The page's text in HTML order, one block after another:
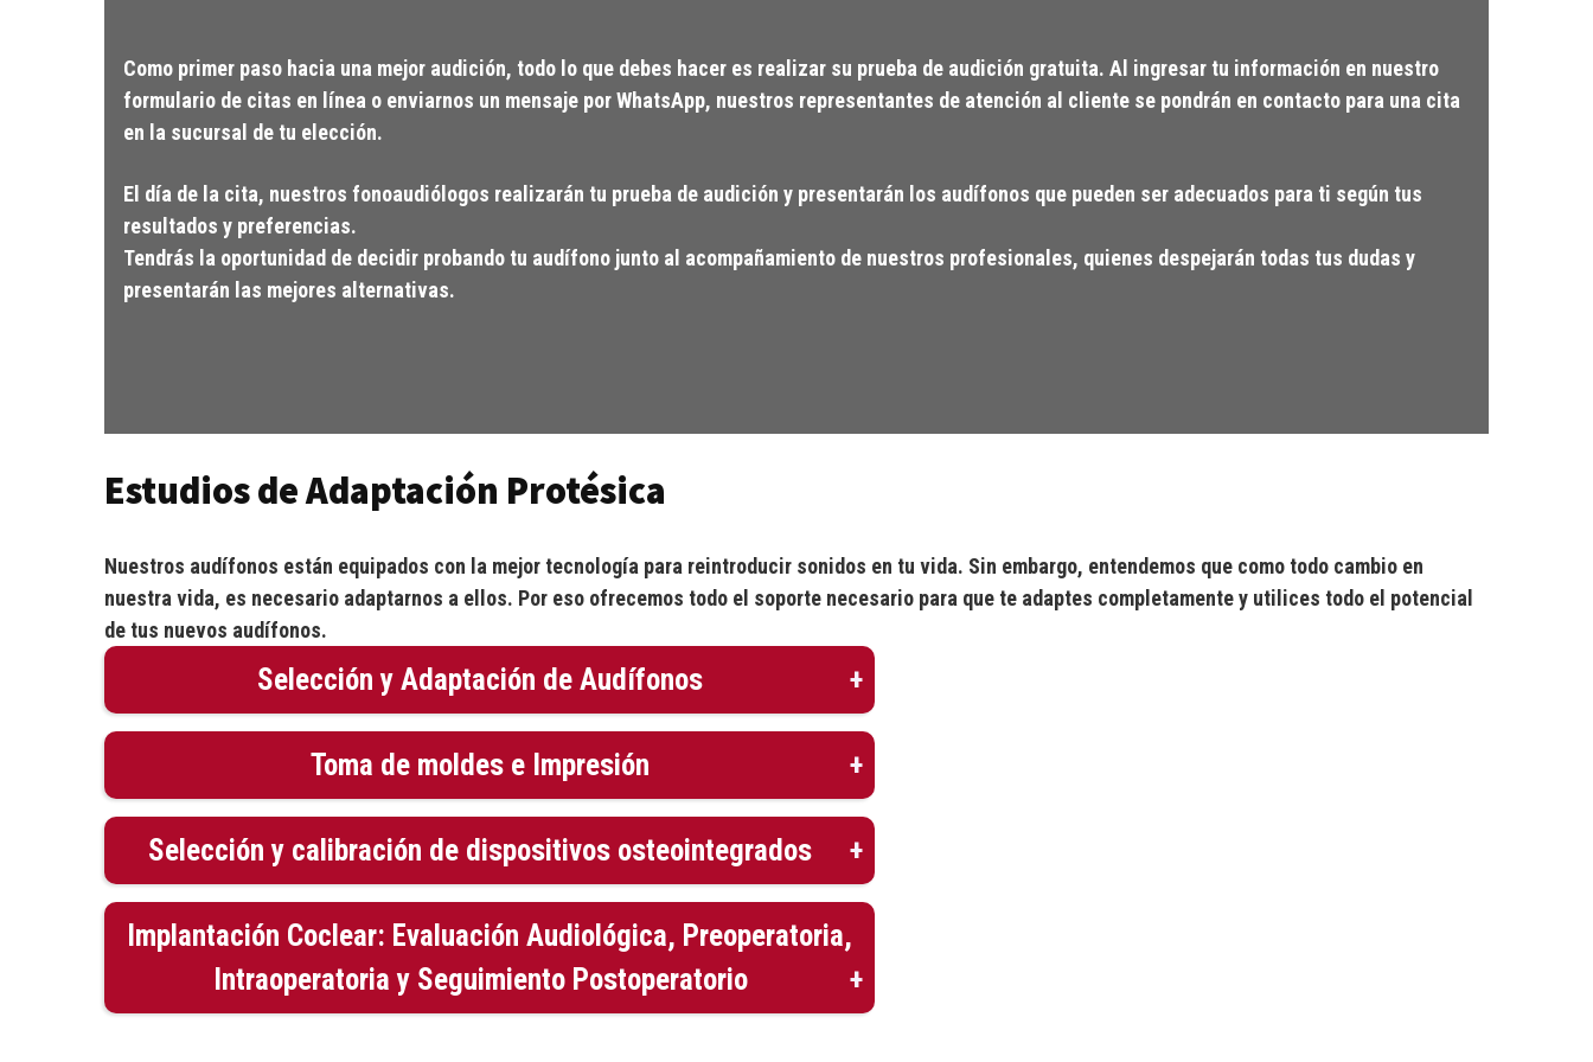
Como primer paso hacia una mejor audición, todo lo que debes hacer es realizar su prueba de audición gratuita. Al ingresar tu información en nuestro
formulario de citas en línea o enviarnos un mensaje por WhatsApp, nuestros representantes de atención al cliente se pondrán en contacto para una cita
en la sucursal de tu elección.
El día de la cita, nuestros fonoaudiólogos realizarán tu prueba de audición y presentarán los audífonos que pueden ser adecuados para ti según tus
resultados y preferencias.
Tendrás la oportunidad de decidir probando tu audífono junto al acompañamiento de nuestros profesionales, quienes despejarán todas tus dudas y
presentarán las mejores alternativas.
Estudios de Adaptación Protésica
Nuestros audífonos están equipados con la mejor tecnología para reintroducir sonidos en tu vida. Sin embargo, entendemos que como todo cambio en
nuestra vida, es necesario adaptarnos a ellos. Por eso ofrecemos todo el soporte necesario para que te adaptes completamente y utilices todo el potencial
de tus nuevos audífonos.
Selección y Adaptación de Audífonos
Toma de moldes e Impresión
Selección y calibración de dispositivos osteointegrados
Implantación Coclear: Evaluación Audiológica, Preoperatoria,
Intraoperatoria y Seguimiento Postoperatorio